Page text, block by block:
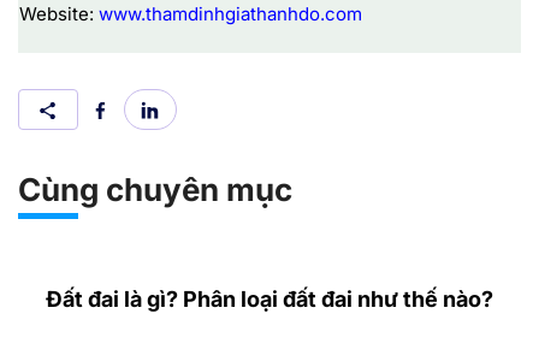
Website: www.thamdinhgiathanhdo.com
Cùng chuyên mục
Đất đai là gì? Phân loại đất đai như thế nào?